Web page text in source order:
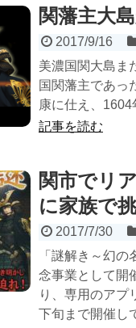
関藩主大
2017/9/16
美濃国関大島ま
国関藩主であっ
康に仕え、
記事を読む
関市でリ
に家族で
2017/7/30
「謎解き～幻
念事業として開
り、専用のアプ
下旬まで開催し